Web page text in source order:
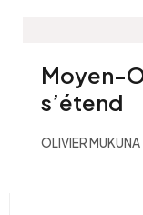
Moyen-
s’étend
OLIVIER MUKUNA